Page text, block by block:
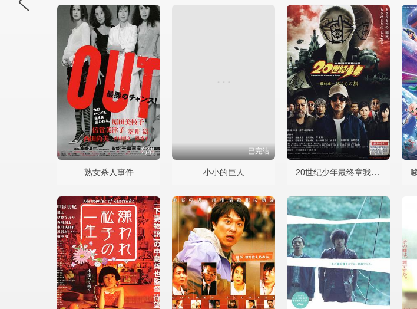
高清
熟女杀人事件
已完结
小小的巨人
高清
20世纪少年最终章我们的旗帜